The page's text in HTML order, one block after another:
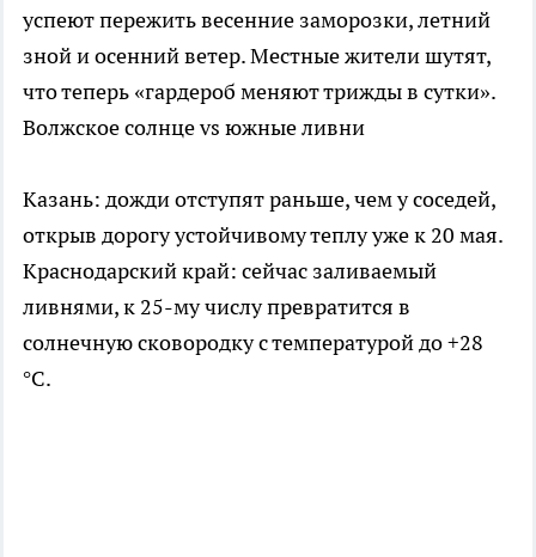
успеют пережить весенние заморозки, летний
зной и осенний ветер. Местные жители шутят,
что теперь «гардероб меняют трижды в сутки».
Волжское солнце vs южные ливни
Казань: дожди отступят раньше, чем у соседей,
открыв дорогу устойчивому теплу уже к 20 мая.
Краснодарский край: сейчас заливаемый
ливнями, к 25-му числу превратится в
солнечную сковородку с температурой до +28
°C.